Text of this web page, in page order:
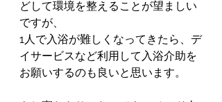
どして環境を整えることが望ましい
ですが、
1人で入浴が難しくなってきたら、デ
イサービスなど利用して入浴介助を
お願いするのも良いと思います。